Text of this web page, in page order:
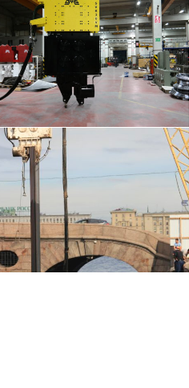
SVR 30 VM
Vibro Çakıcı • Vibro Hammer • Vince
Asılı
18 VM – St. Petersburg
Vibro Çakıcı • Vibro Hammer • Vince
Asılı